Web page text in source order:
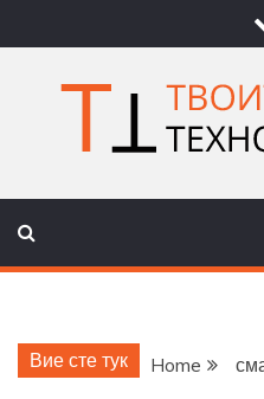
to
content
Вие сте тук Home